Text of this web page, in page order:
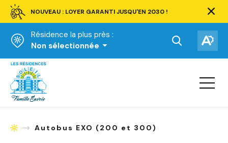
NOUVEAU : LOYER GARANTI JUSQU'EN 2030 !
barre
Résidence la plus près :
Non sélectionnée
Ouvrir
la
recherche.
la
Accueil
Ouvrir
la
AccueilAutobus EXO (200 et 300)